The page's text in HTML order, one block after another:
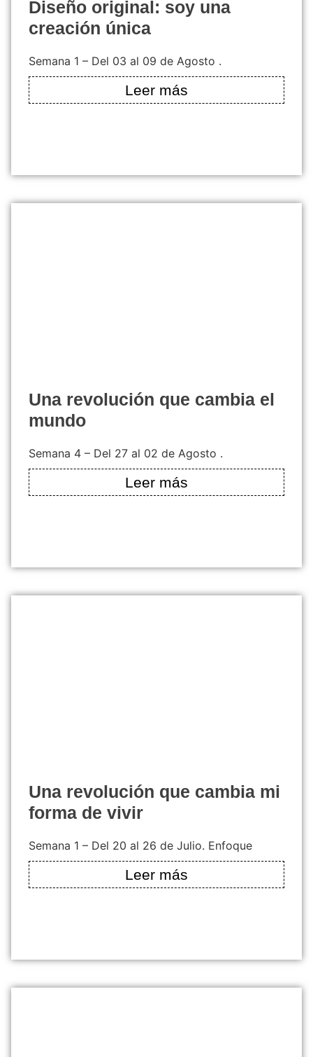
diseño original: soy una
creación única
Semana 1 – Del 03 al 09 de Agosto .
Leer más
una revolución que cambia el
mundo
Semana 4 – Del 27 al 02 de Agosto .
Leer más
una revolución que cambia mi
forma de vivir
Semana 1 – Del 20 al 26 de Julio. Enfoque
Leer más